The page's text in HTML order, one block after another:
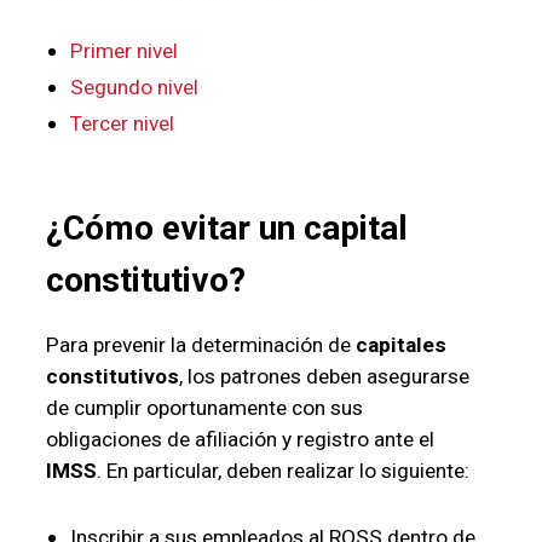
Primer nivel
Segundo nivel
Tercer nivel
¿Cómo evitar un capital
constitutivo?
Para prevenir la determinación de capitales
constitutivos, los patrones deben asegurarse
de cumplir oportunamente con sus
obligaciones de afiliación y registro ante el
IMSS. En particular, deben realizar lo siguiente: